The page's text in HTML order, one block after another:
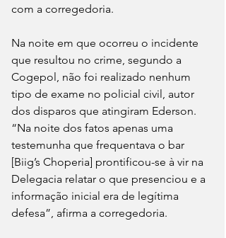
com a corregedoria.
Na noite em que ocorreu o incidente
que resultou no crime, segundo a
Cogepol, não foi realizado nenhum
tipo de exame no policial civil, autor
dos disparos que atingiram Ederson.
“Na noite dos fatos apenas uma
testemunha que frequentava o bar
[Biig’s Choperia] prontificou-se à vir na
Delegacia relatar o que presenciou e a
informação inicial era de legítima
defesa”, afirma a corregedoria.